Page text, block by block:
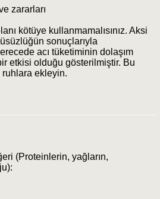
zararları
kötüye kullanmamalısınız. Aksi
sonuçlarıyla
acı tüketiminin dolaşım
etkisi olduğu gösterilmiştir. Bu
ekleyin.
(Proteinlerin, yağların,